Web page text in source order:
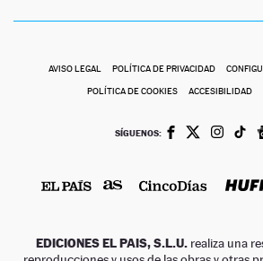
AVISO LEGAL POLÍTICA DE PRIVACIDAD
POLÍTICA DE COOKIES ACCESIBILIDAD
SÍGUENOS:
EDICIONES EL PAIS, S.L.U. realiza una